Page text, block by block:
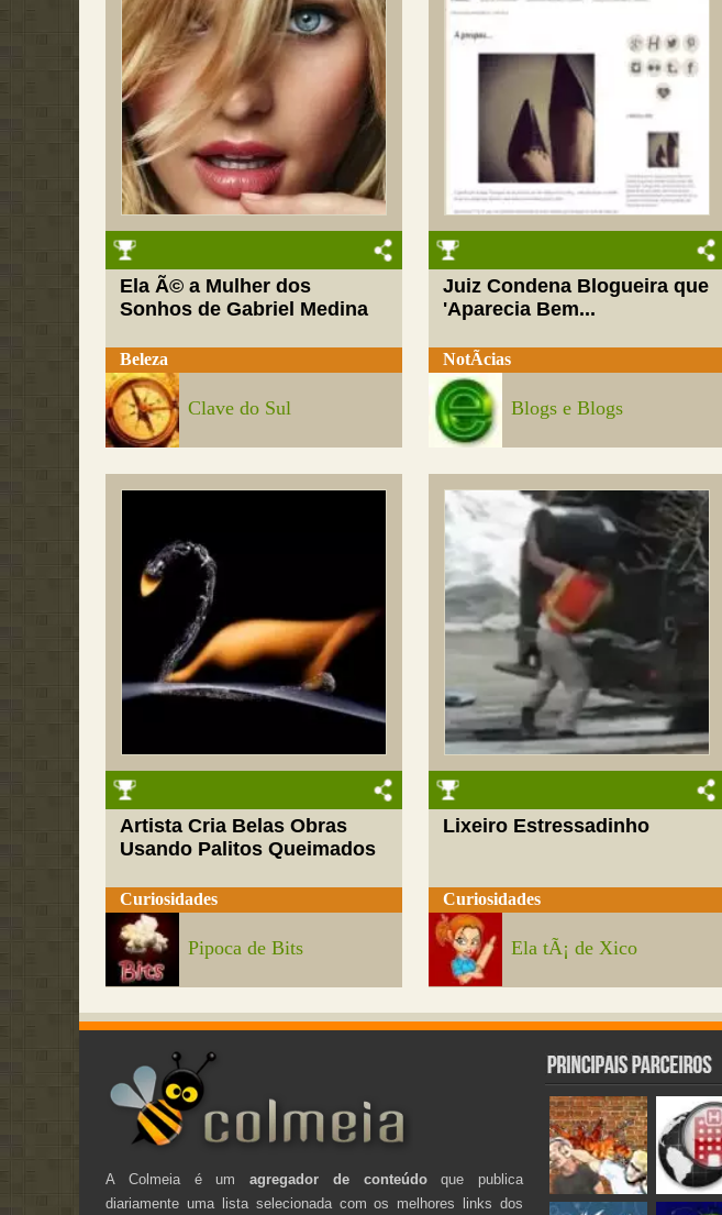
Ela Ã© a Mulher dos
Sonhos de Gabriel Medina
Beleza
Clave do Sul
Juiz Condena Blogueira que
'Aparecia Bem...
NotÃ­cias
Blogs e Blogs
Artista Cria Belas Obras
Usando Palitos Queimados
Curiosidades
Pipoca de Bits
Lixeiro Estressadinho
Curiosidades
Ela tÃ¡ de Xico
A Colmeia é umagregador de conteúdoque publica
diariamente uma lista selecionada com os melhores links dos